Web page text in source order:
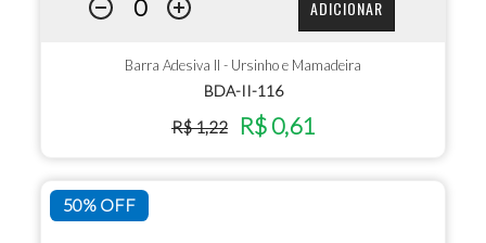
ADICIONAR
Barra Adesiva II - Ursinho e Mamadeira
BDA-II-116
R$ 1,22 R$ 0,61
50% OFF